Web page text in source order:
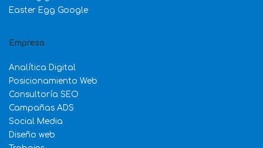
Easter Egg Google
Empresa
Analítica Digital
Posicionamiento Web
Consultoría SEO
Campañas ADS
Social Media
Diseño web